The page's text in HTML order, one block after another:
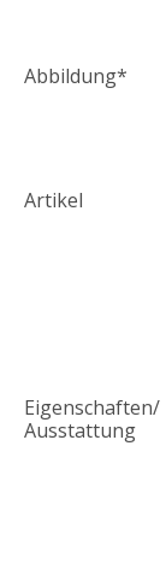
Abbildung*
Artikel
Eigenschaften/
Ausstattung